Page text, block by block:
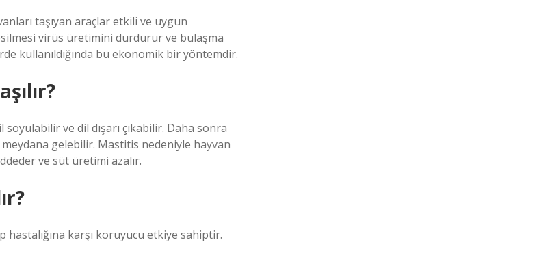
taşıyan araçlar etkili ve uygun
virüs üretimini durdurur ve bulaşma
kullanıldığında bu ekonomik bir yöntemdir.
ve dil dışarı çıkabilir. Daha sonra
meydana gelebilir. Mastitis nedeniyle hayvan
ve süt üretimi azalır.
karşı koruyucu etkiye sahiptir.